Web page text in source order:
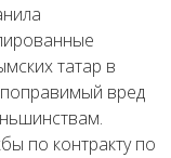
татар в
вред
по контракту по